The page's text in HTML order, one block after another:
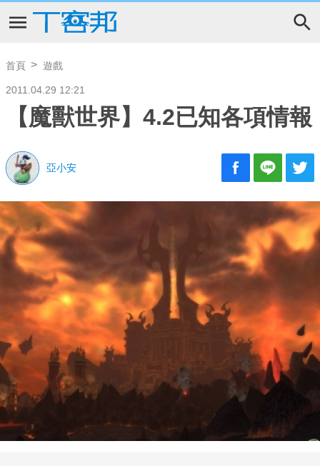
首頁 遊戲
2011.04.29 12:21
【魔獸世界】4.2已知各項情報
亞小安